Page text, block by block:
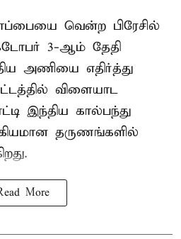
வென்ற பிரேசில்
3-ஆம் தேதி
அணியை எதிர்த்து
விளையாட
இந்திய கால்பந்து
தருணங்களில்
More